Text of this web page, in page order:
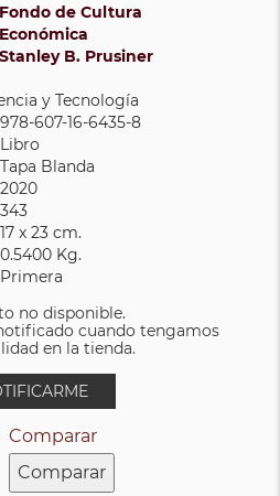
Fondo de Cultura
Económica
Stanley B. Prusiner
y Tecnología
978-607-16-6435-8
Libro
Tapa Blanda
2020
343
17 x 23 cm.
0.5400 Kg.
Primera
no disponible.
cuando tengamos
en la tienda.
Comparar
Comparar